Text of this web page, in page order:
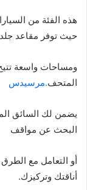
هذه الفئة من
حيث توفر مقاعد
ومساحات واسعة
المتحف.مرسيدس
يضمن لك السائق
البحث عن مواقف
أو التعامل مع
أناقتك وتركيزك.